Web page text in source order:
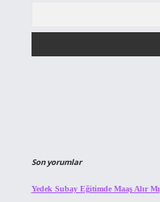
Son yorumlar
Yedek Subay Eğitimde Maaş Alır Mı